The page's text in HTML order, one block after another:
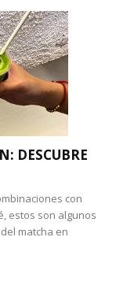
DESCUBRE
con
estos son algunos
matcha en